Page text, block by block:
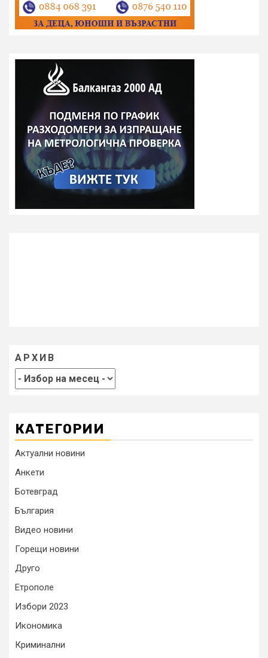
АРХИВ
КАТЕГОРИИ
Актуални новини
Анкети
Ботевград
България
Видео новини
Горещи новини
Друго
Етрополе
Избори 2023
Икономика
Криминални